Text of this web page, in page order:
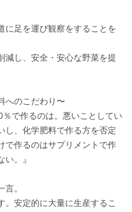
に足を運び観察をすることを
減し、安全・安心な野菜を提
へのこだわり〜
％で作るのは。悪いことしてい
し、化学肥料で作る方を否定
で作るのはサプリメントで作
。』
。
。安定的に大量に生産するこ